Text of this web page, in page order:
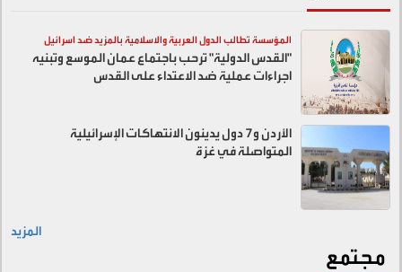
المؤسسة تطالب الدول العربية والاسلامية بالمزيد ضد اسرائيل
"القدس الدولية" ترحب باجتماع عمان الموسع وتبنيه
اجراءات عملية ضد الاعتداء على القدس
الأردن و7 دول يدينون الانتهاكات الإسرائيلية
المتواصلة في غزة
المزيد
مجتمع